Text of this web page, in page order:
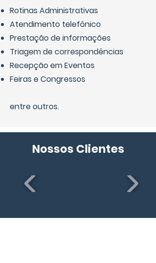
Rotinas Administrativas
Atendimento telefônico
Prestação de informações
Triagem de correspondências
Recepção em Eventos
Feiras e Congressos
entre outros.
Nossos Clientes